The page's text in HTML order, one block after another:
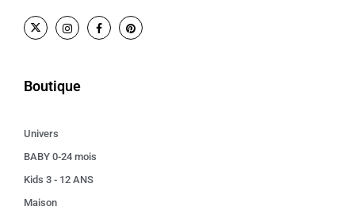
Boutique
Univers
BABY 0-24 mois
Kids 3 - 12 ANS
Maison